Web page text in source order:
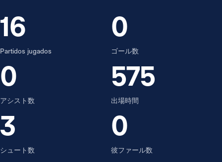
16
Partidos jugados
0
ゴール数
0
アシスト数
575
出場時間
3
シュート数
0
彼ファール数